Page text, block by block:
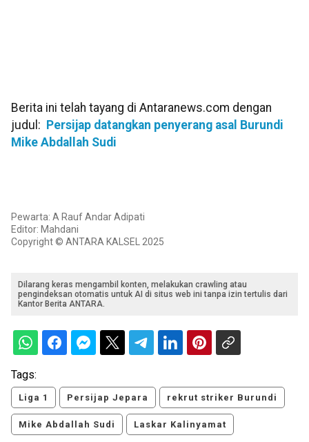
Berita ini telah tayang di Antaranews.com dengan
judul: Persijap datangkan penyerang asal Burundi
Mike Abdallah Sudi
Pewarta: A Rauf Andar Adipati
Editor: Mahdani
Copyright © ANTARA KALSEL 2025
Dilarang keras mengambil konten, melakukan crawling atau
pengindeksan otomatis untuk AI di situs web ini tanpa izin tertulis dari
Kantor Berita ANTARA.
Tags:
Liga 1 Persijap Jepara rekrut striker Burundi
Mike Abdallah Sudi Laskar Kalinyamat